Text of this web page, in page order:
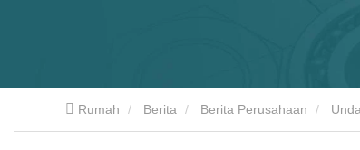
Rumah Berita Berita Perusahaan